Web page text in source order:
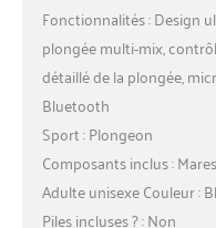
Fonctionnalités : Design
plongée multi-mix,
détaillé de la plongée,
Bluetooth
Sport : Plongeon
Composants inclus :
Adulte unisexe Couleur :
Piles incluses ? : Non